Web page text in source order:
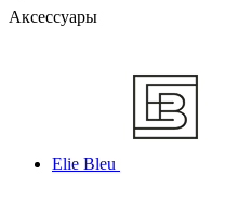
Аксессуары
Elie Bleu